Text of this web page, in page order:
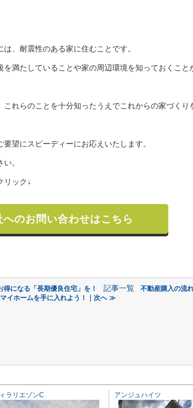
、耐震性のある家に住むことです。
を満たしていることや家の周辺環境を知っておくこと
れらのことを十分知ったうえでこれからの家づくり
要望にスピーディーにお応えいたします。
い。
リック↓
へのお問い合わせはこちら
になる「長期優良住宅」を！ 記事一覧
不動産購入の流
マイホームを手に入れよう！｜次へ ≫
ラリエゾンC アンジュハイツ